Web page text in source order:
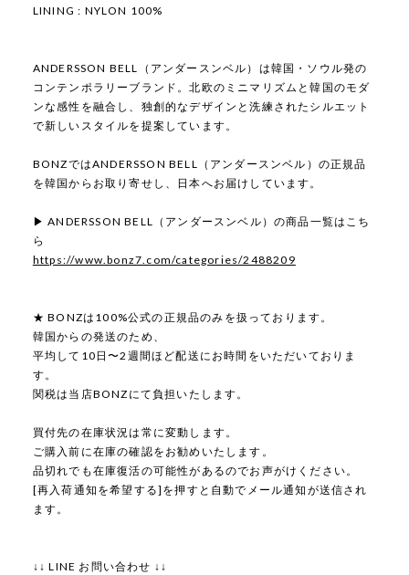
LINING : NYLON 100%
ANDERSSON BELL（アンダースンベル）は韓国・ソウル発の
コンテンポラリーブランド。北欧のミニマリズムと韓国のモダ
ンな感性を融合し、独創的なデザインと洗練されたシルエット
で新しいスタイルを提案しています。
BONZではANDERSSON BELL（アンダースンベル）の正規品
を韓国からお取り寄せし、日本へお届けしています。
▶ ANDERSSON BELL（アンダースンベル）の商品一覧はこち
ら
https://www.bonz7.com/categories/2488209
★ BONZは100%公式の正規品のみを扱っております。
韓国からの発送のため、
平均して10日〜2週間ほど配送にお時間をいただいておりま
す。
関税は当店BONZにて負担いたします。
買付先の在庫状況は常に変動します。
ご購入前に在庫の確認をお勧めいたします。
品切れでも在庫復活の可能性があるのでお声がけください。
[再入荷通知を希望する]を押すと自動でメール通知が送信され
ます。
↓↓ LINE お問い合わせ ↓↓